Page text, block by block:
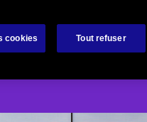
BibliothèqueÀ propos de nous
cookies Tout refuser